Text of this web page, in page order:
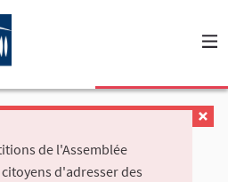
de l'Assemblée
d'adresser des